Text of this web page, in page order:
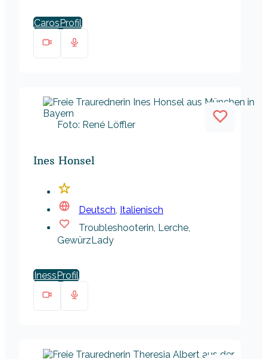
Caros
Foto: René Löffler
Ines Honsel
Deutsch, Italienisch
Troubleshooterin, Lerche,
GewürzLady
Iness